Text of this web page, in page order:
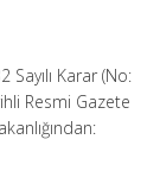
Sayılı Karar (No:
Resmi Gazete